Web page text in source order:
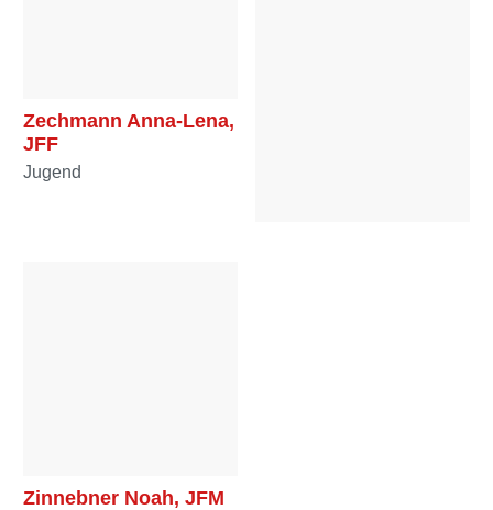
Zechmann Anna-Lena,
JFF
Jugend
Zinnebner Noah, JFM